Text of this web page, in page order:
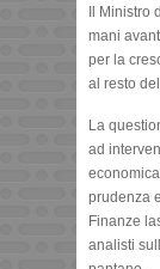
Il Ministro
mani
per la
al resto
La
ad
prudenza
Finanze
analisti